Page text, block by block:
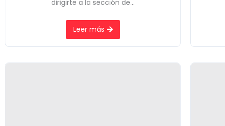
dirigirte a la sección de...
Leer más